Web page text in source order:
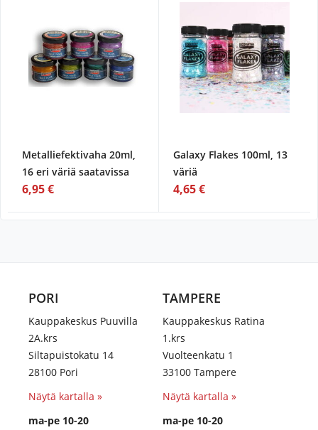
Metalliefektivaha 20ml,
16 eri väriä saatavissa
6,95 €
Galaxy Flakes 100ml, 13
väriä
4,65 €
PORI
Kauppakeskus Puuvilla
2A.krs
Siltapuistokatu 14
28100 Pori
Näytä kartalla »
ma-pe 10-20
TAMPERE
Kauppakeskus Ratina
1.krs
Vuolteenkatu 1
33100 Tampere
Näytä kartalla »
ma-pe 10-20